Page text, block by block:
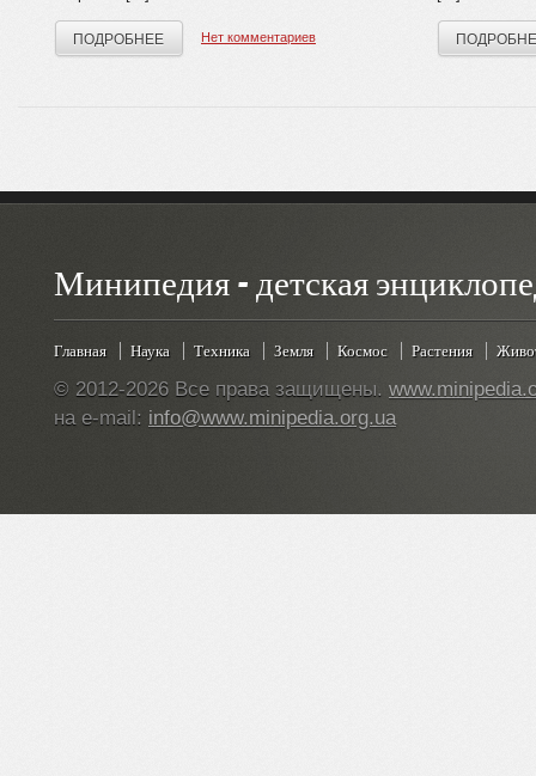
ПОДРОБНЕЕ Нет комментариев
Минипедия - детская
Главная Наука Техника Земля Космос Растения
© 2012-2026 Все права защищены.
на e-mail: info@www.minipedia.org.ua